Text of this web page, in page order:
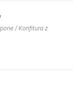
/ Konfitura z